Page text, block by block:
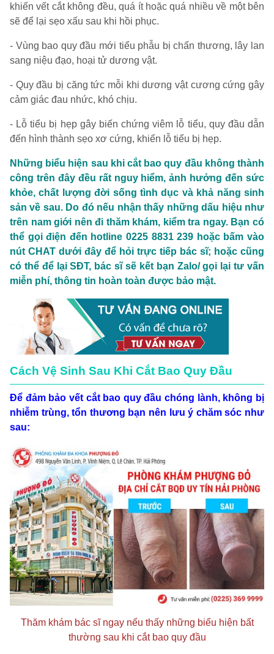
khiến vết cắt không đều, quá ít hoặc quá nhiều về một bên
sẽ để lại sẹo xấu sau khi hồi phục.
- Vùng bao quy đầu mới tiểu phẫu bị chấn thương, lây lan
sang niệu đạo, hoại tử dương vật.
- Quy đầu bị căng tức mỗi khi dương vật cương cứng gây
cảm giác đau nhức, khó chịu.
- Lỗ tiểu bị hẹp gây biến chứng viêm lỗ tiểu, quy đầu dẫn
đến hình thành sẹo xơ cứng, khiến lỗ tiểu bị hẹp.
Những biểu hiện sau khi cắt bao quy đầu không thành
công trên đây đều rất nguy hiểm, ảnh hưởng đến sức
khỏe, chất lượng đời sống tình dục và khả năng sinh
sản về sau. Do đó nếu nhận thấy những dấu hiệu như
trên nam giới nên đi thăm khám, kiểm tra ngay. Bạn có
thể gọi điện đến hotline 0225 8831 239 hoặc bấm vào
nút CHAT dưới đây để hỏi trực tiếp bác sĩ; hoặc cũng
có thể để lại SĐT, bác sĩ sẽ kết bạn Zalo/ gọi lại tư vấn
miễn phí, thông tin hoàn toàn được bảo mật.
Cách Vệ Sinh Sau Khi Cắt Bao Quy Đầu
Để đảm bảo vết cắt bao quy đầu chóng lành, không bị
nhiễm trùng, tổn thương bạn nên lưu ý chăm sóc như
sau:
Thăm khám bác sĩ ngay nếu thấy những biểu hiện bất
thường sau khi cắt bao quy đầu